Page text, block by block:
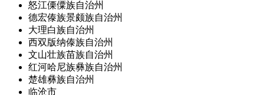
怒江傈僳族自治州
德宏傣族景颇族自治州
大理白族自治州
西双版纳傣族自治州
文山壮族苗族自治州
红河哈尼族彝族自治州
楚雄彝族自治州
临沧市